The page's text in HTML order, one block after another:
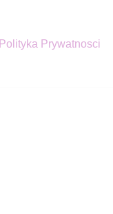
Polityka Prywatnosci